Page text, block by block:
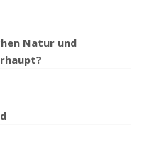
Natur und